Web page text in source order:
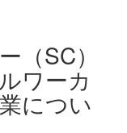
（SC）
ワーカ
につい